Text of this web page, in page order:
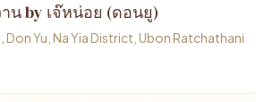
น by เจ๊หน่อย (ดอนยู)
Don Yu, Na Yia District, Ubon Ratchathani